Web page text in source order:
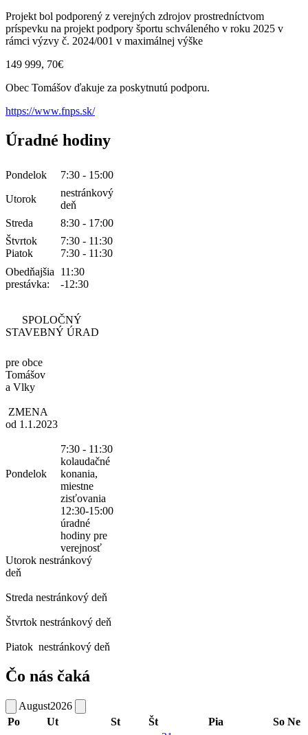
Projekt bol podporený z verejných zdrojov prostredníctvom
príspevku na projekt podpory športu schváleného v roku 2025 v
rámci výzvy č. 2024/001 v maximálnej výške
149 999, 70€
Obec Tomášov ďakuje za poskytnutú podporu.
https://www.fnps.sk/
Úradné hodiny
Pondelok 7:30 - 15:00
Utorok
nestránkový
deň
Streda
8:30 - 17:00
Štvrtok
7:30 - 11:30
Piatok
7:30 - 11:30
Obedňajšia
prestávka:
11:30
-12:30
SPOLOČNÝ
STAVEBNÝ ÚRAD
pre obce
Tomášov
a Vlky
ZMENA
od 1.1.2023
Pondelok
7:30 - 11:30
kolaudačné
konania,
miestne
zisťovania
12:30-15:00
úradné
hodiny pre
verejnosť
Utorok nestránkový
deň
Streda nestránkový deň
Štvrtok nestránkový deň
Piatok nestránkový deň
Čo nás čaká
August2026
Po
Ut St Št Pia So Ne